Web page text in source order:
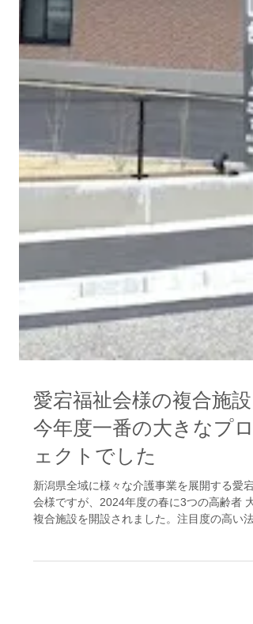
愛宕福祉会様の複合施設
今年度一番の大きなプロ
ェクトでした